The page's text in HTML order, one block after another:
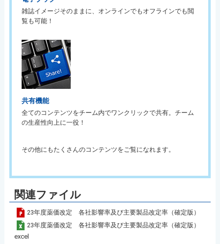
雑誌イメージそのままに、オンラインでもオフラインでも閲
覧も可能！
共有機能
全てのコンテンツをチーム内でワンクリックで共有。チーム
の生産性向上に一役！
その他にもたくさんのコンテンツをご覧になれます。
関連ファイル
23年度薬価改定 各社影響率及び主要製品改定率（確定版）
23年度薬価改定 各社影響率及び主要製品改定率（確定版）
excel